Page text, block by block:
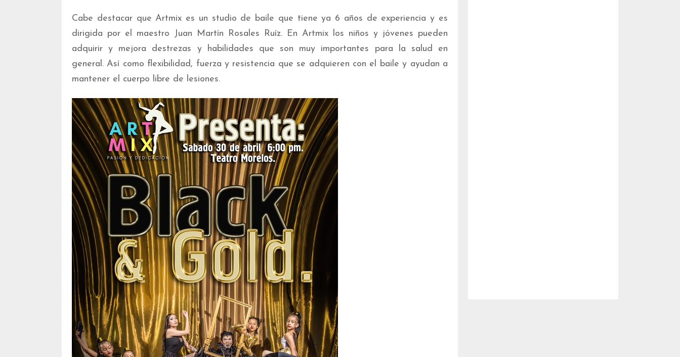
Cabe destacar que Artmix es un studio de baile que tiene ya 6 años de experiencia y es
dirigida por el maestro Juan Martín Rosales Ruíz. En Artmix los niños y jóvenes pueden
adquirir y mejora destrezas y habilidades que son muy importantes para la salud en
general. Así como flexibilidad, fuerza y resistencia que se adquieren con el baile y ayudan a
mantener el cuerpo libre de lesiones.